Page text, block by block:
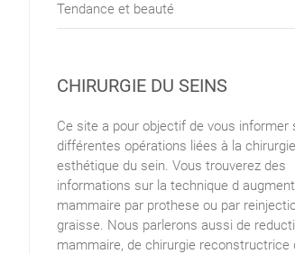
Tendance et beauté
CHIRURGIE DU SEINS
Ce site a pour objectif de vous informer
différentes opérations liées à la chirurgie
esthétique du sein. Vous trouverez des
informations sur la technique d
mammaire par prothese ou par
graisse. Nous parlerons aussi de
mammaire, de chirurgie reconstructrice